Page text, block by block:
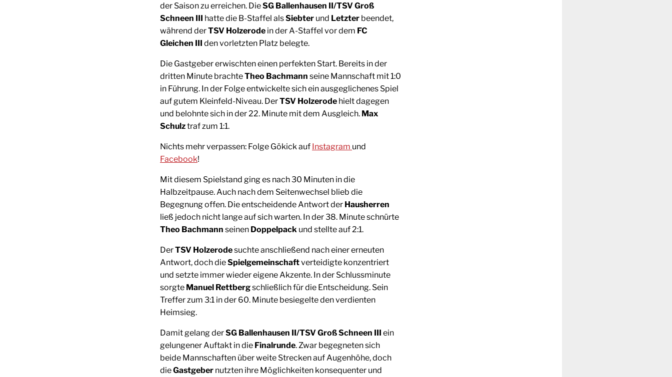
der Saison zu erreichen. DieSG Ballenhausen II/TSV Groß
Schneen III hatte die B-Staffel alsSiebter und Letzter beendet,
während derTSV Holzerode in der A-Staffel vor dem FC
Gleichen III den vorletzten Platz belegte.
Die Gastgeber erwischten einen perfekten Start. Bereits in der
dritten Minute brachteTheo Bachmann seine Mannschaft mit 1:0
in Führung. In der Folge entwickelte sich ein ausgeglichenes Spiel
auf gutem Kleinfeld-Niveau. DerTSV Holzerode hielt dagegen
und belohnte sich in der 22. Minute mit dem Ausgleich. Max
Schulztraf zum 1:1.
Nichts mehr verpassen: Folge Gökick auf Instagram und
Facebook!
Mit diesem Spielstand ging es nach 30 Minuten in die
Halbzeitpause. Auch nach dem Seitenwechsel blieb die
Begegnung offen. Die entscheidende Antwort der Hausherren
ließ jedoch nicht lange auf sich warten. In der 38. Minute schnürte
Theo Bachmann seinen Doppelpack und stellte auf 2:1.
DerTSV Holzerodesuchte anschließend nach einer erneuten
Antwort, doch dieSpielgemeinschaftverteidigte konzentriert
und setzte immer wieder eigene Akzente. In der Schlussminute
sorgte Manuel Rettbergschließlich für die Entscheidung. Sein
Treffer zum 3:1 in der 60. Minute besiegelte den verdienten
Heimsieg.
Damit gelang derSG Ballenhausen II/TSV Groß Schneen III ein
gelungener Auftakt in die Finalrunde. Zwar begegneten sich
beide Mannschaften über weite Strecken auf Augenhöhe, doch
dieGastgeber nutzten ihre Möglichkeiten konsequenter und